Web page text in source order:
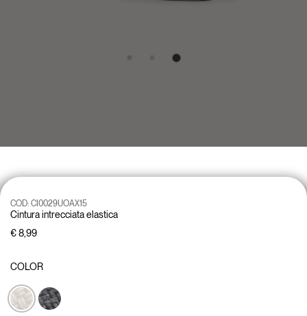
Cintura intrecciata elastica
COD: CI0029UOAX15
€ 8,99
COLOR